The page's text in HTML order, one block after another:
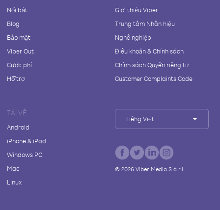
Nổi bật
Blog
Bảo mật
Viber Out
Cước phí
Hỗ trợ
Giới thiệu Viber
Trung tâm Nhãn hiệu
Nghề nghiệp
Điều khoản & Chính sách
Chính sách Quyền riêng tư
Customer Complaints Code
TẢI VỀ
Android
iPhone & iPad
Windows PC
Mac
Linux
Tiếng Việt
© 2026Viber Media S.à r.l.